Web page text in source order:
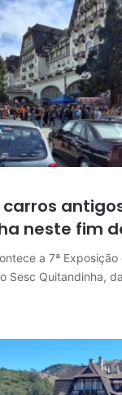
carros
neste fim
a 7ª
Sesc Quitandinha,